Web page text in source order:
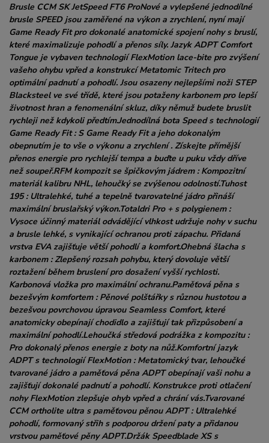
Brusle CCM SK JetSpeed FT6 ProNové a vylepšené jednodílné
brusle SPEED jsou zaměřené na výkon a zrychlení, nyní mají
Game Ready Fit pro dokonalé anatomické spojení nohy s bruslí,
které maximalizuje pohodlí a přenos síly. Jazyk ADPT Comfort
Tongue je vybaven technologií FlexMotion lace-bite pro zvýšení
vašeho ohybu vpřed a konstrukcí Metatomic Tritech pro
optimální padnutí a pohodlí. Jsou osazeny nejlepšími noži STEP
Blacksteel ve své třídě, které jsou potaženy karbonem pro lepší
životnost hran a fenomenální skluz, díky němuž budete bruslit
rychleji než kdykoli předtím.Jednodílná bota Speed s technologií
Game Ready Fit : S Game Ready Fit a jeho dokonalým
obepnutím je to vše o výkonu a zrychlení . Získejte přímější
přenos energie pro rychlejší tempa a buďte u puku vždy dříve
než soupeř.RFM kompozit se špičkovým jádrem : Kompozitní
materiál kalibru NHL, lehoučký se zvýšenou odolností.Tuhost
195 : Ultralehké, tuhé a tepelně tvarovatelné jádro přináší
maximální bruslařský výkon.Totaldri Pro + s polygienem :
Vysoce účinný materiál odvádějící vlhkost udržuje nohy v suchu
a brusle lehké, s vynikající ochranou proti zápachu. Přidaná
vrstva EVA zajišťuje větší pohodlí a komfort.Ohebná šlacha s
karbonem : Zlepšený rozsah pohybu, který dovoluje větší
roztažení během bruslení pro dosažení vyšší rychlosti.
Karbonová vložka pro maximální ochranu.Paměťová pěna s
bezešvým komfortem : Pěnové polštářky s různou hustotou a
bezešvou povrchovou úpravou Seamless Comfort, které
anatomicky obepínají chodidlo a zajišťují tak přizpůsobení a
maximální pohodlí.Lehoučká středová podrážka z kompozitu :
Pro dokonalý přenos energie z boty na nůž.Komfortní jazyk
ADPT s technologií FlexMotion : Metatomický tvar, lehoučké
tvarované jádro a paměťová pěna ADPT obepínají vaši nohu a
zajišťují dokonalé padnutí a pohodlí. Konstrukce proti otlačení
nohy FlexMotion zlepšuje ohyb vpřed a chrání vás.Tvarované
CCM ortholite ultra s paměťovou pěnou ADPT : Ultralehké
pohodlí, formovaný střih s podporou držení paty a přidanou
vrstvou paměťové pěny ADPT.Držák Speedblade XS s